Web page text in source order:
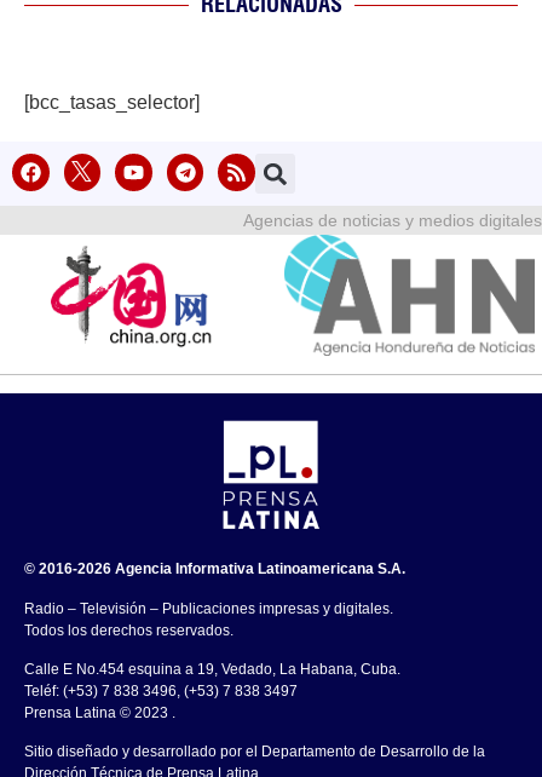
[bcc_tasas_selector]
Agencias de noticias y medios digitales
© 2016-2026 Agencia Informativa Latinoamericana S.A.
Radio – Televisión – Publicaciones impresas y digitales.
Todos los derechos reservados.
Calle E No.454 esquina a 19, Vedado, La Habana, Cuba.
Teléf: (+53) 7 838 3496, (+53) 7 838 3497
Prensa Latina © 2023 .
Sitio diseñado y desarrollado por el Departamento de Desarrollo de la